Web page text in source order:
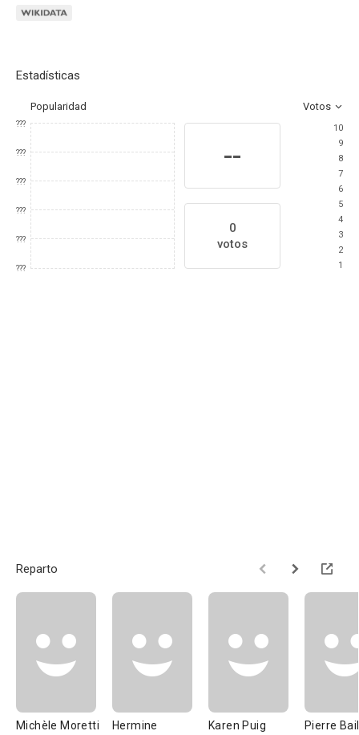
Estadísticas
Popularidad Votos
???
???
???
???
???
???
--
0
votos
10
9
8
7
6
5
4
3
2
1
Reparto
Michèle Moretti
Hermine
Karen Puig Pierre